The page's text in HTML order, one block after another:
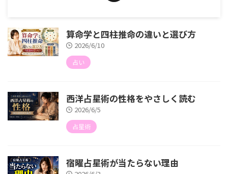
算命学と四柱推命の違いと選び方
2026/6/10
占い
西洋占星術の性格をやさしく読む
2026/6/5
占星術
宿曜占星術が当たらない理由